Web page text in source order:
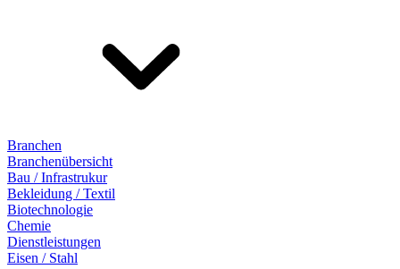
Branchen
Branchenübersicht
Bau / Infrastrukur
Bekleidung / Textil
Biotechnologie
Chemie
Dienstleistungen
Eisen / Stahl